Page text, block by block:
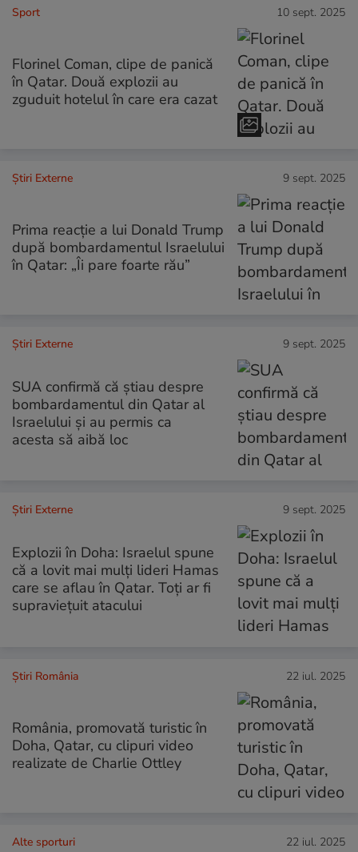
Sport 10 sept. 2025
Florinel Coman, clipe de panică
în Qatar. Două explozii au
zguduit hotelul în care era cazat
Știri Externe 9 sept. 2025
Prima reacție a lui Donald Trump
după bombardamentul Israelului
în Qatar: „Îi pare foarte rău”
Știri Externe 9 sept. 2025
SUA confirmă că știau despre
bombardamentul din Qatar al
Israelului și au permis ca
acesta să aibă loc
Știri Externe 9 sept. 2025
Explozii în Doha: Israelul spune
că a lovit mai mulți lideri Hamas
care se aflau în Qatar. Toți ar fi
supraviețuit atacului
Știri România 22 iul. 2025
România, promovată turistic în
Doha, Qatar, cu clipuri video
realizate de Charlie Ottley
Alte sporturi 22 iul. 2025